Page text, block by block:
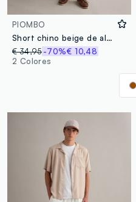
PIOMBO
Short chino beige de algodón elástico, corte regular
€ 34,95-70%€ 10,48
2 Colores